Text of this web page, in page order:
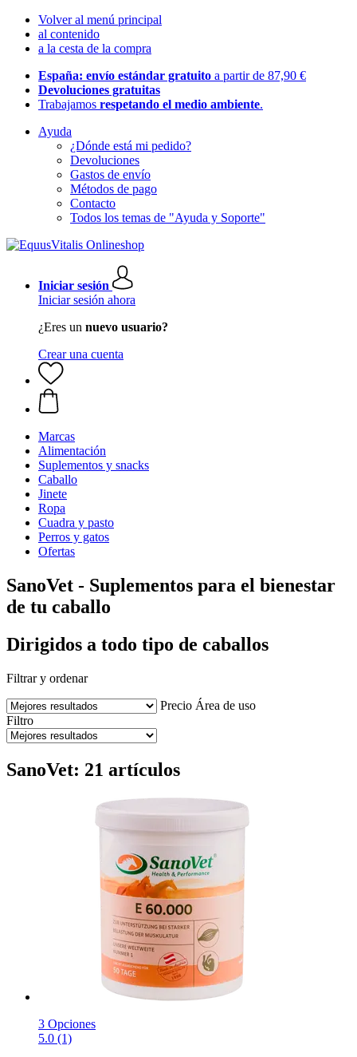
Volver al menú principal
al contenido
a la cesta de la compra
España: envío estándar gratuito a partir de 87,90 €
Devoluciones gratuitas
Trabajamos respetando el medio ambiente.
Ayuda
¿Dónde está mi pedido?
Devoluciones
Gastos de envío
Métodos de pago
Contacto
Todos los temas de "Ayuda y Soporte"
Iniciar sesión
Iniciar sesión ahora
¿Eres un nuevo usuario?
Crear una cuenta
Marcas
Alimentación
Suplementos y snacks
Caballo
Jinete
Ropa
Cuadra y pasto
Perros y gatos
Ofertas
SanoVet - Suplementos para el bienestar
de tu caballo
Dirigidos a todo tipo de caballos
Filtrar y ordenar
Precio Área de uso
Filtro
SanoVet: 21 artículos
3 Opciones
5.0 (1)